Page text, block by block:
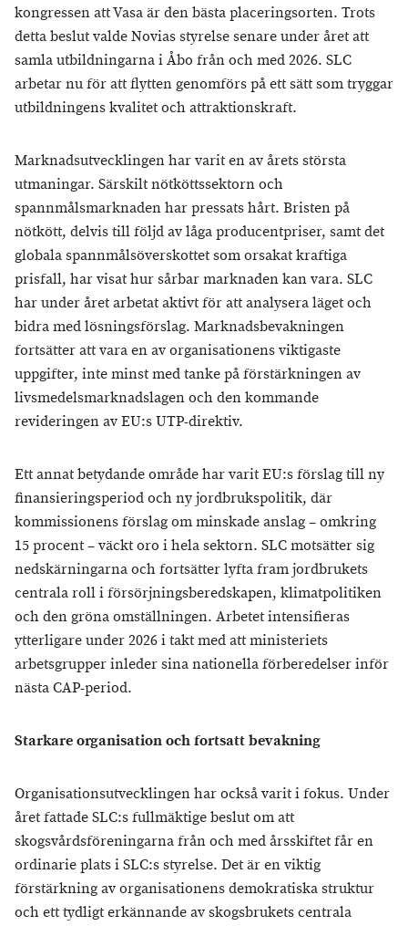
kongressen att Vasa är den bästa placeringsorten. Trots
detta beslut valde Novias styrelse senare under året att
samla utbildningarna i Åbo från och med 2026. SLC
arbetar nu för att flytten genomförs på ett sätt som tryggar
utbildningens kvalitet och attraktionskraft.
Marknadsutvecklingen har varit en av årets största
utmaningar. Särskilt nötköttssektorn och
spannmålsmarknaden har pressats hårt. Bristen på
nötkött, delvis till följd av låga producentpriser, samt det
globala spannmålsöverskottet som orsakat kraftiga
prisfall, har visat hur sårbar marknaden kan vara. SLC
har under året arbetat aktivt för att analysera läget och
bidra med lösningsförslag. Marknadsbevakningen
fortsätter att vara en av organisationens viktigaste
uppgifter, inte minst med tanke på förstärkningen av
livsmedelsmarknadslagen och den kommande
revideringen av EU:s UTP-direktiv.
Ett annat betydande område har varit EU:s förslag till ny
finansieringsperiod och ny jordbrukspolitik, där
kommissionens förslag om minskade anslag – omkring
15 procent – väckt oro i hela sektorn. SLC motsätter sig
nedskärningarna och fortsätter lyfta fram jordbrukets
centrala roll i försörjningsberedskapen, klimatpolitiken
och den gröna omställningen. Arbetet intensifieras
ytterligare under 2026 i takt med att ministeriets
arbetsgrupper inleder sina nationella förberedelser inför
nästa CAP-period.
Starkare organisation och fortsatt bevakning
Organisationsutvecklingen har också varit i fokus. Under
året fattade SLC:s fullmäktige beslut om att
skogsvårdsföreningarna från och med årsskiftet får en
ordinarie plats i SLC:s styrelse. Det är en viktig
förstärkning av organisationens demokratiska struktur
och ett tydligt erkännande av skogsbrukets centrala